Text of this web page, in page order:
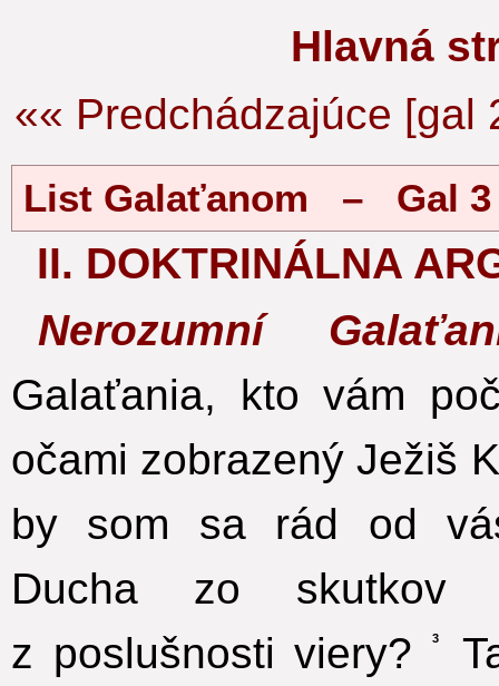
Hlavná
«« Predchádzajúce [gal
List Galaťanom – Gal 3
II. DOKTRINÁLNA
Nerozumní
Galaťania, kto vám
očami zobrazený Ježiš
by som sa rád od
Ducha zo skutkov
z poslušnosti viery?
3